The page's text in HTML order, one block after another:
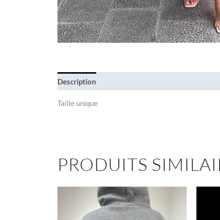
Description
Taille unique
PRODUITS